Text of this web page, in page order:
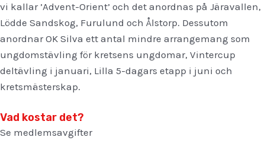
vi kallar ’Advent-Orient’ och det anordnas på Järavallen,
Lödde Sandskog, Furulund och Ålstorp. Dessutom
anordnar OK Silva ett antal mindre arrangemang som
ungdomstävling för kretsens ungdomar, Vintercup
deltävling i januari, Lilla 5-dagars etapp i juni och
kretsmästerskap.
Vad kostar det?
Se medlemsavgifter